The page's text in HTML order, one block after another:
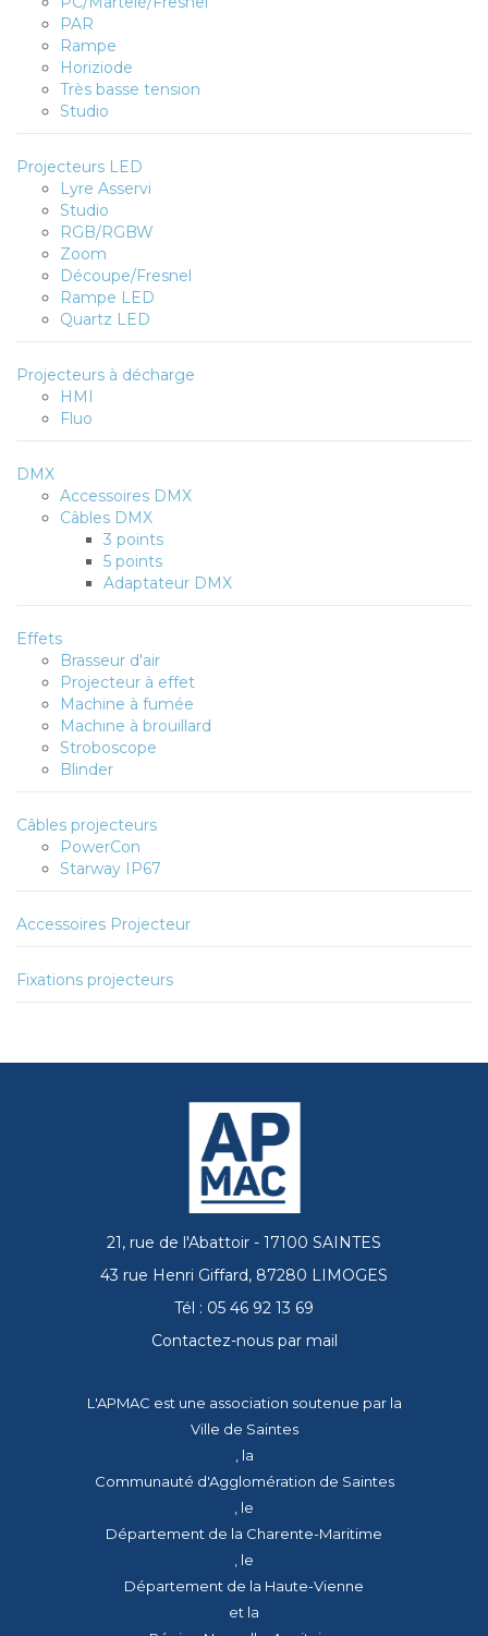
PAR
Rampe
Horiziode
Très basse tension
Studio
Projecteurs LED
Lyre Asservi
Studio
RGB/RGBW
Zoom
Découpe/Fresnel
Rampe LED
Quartz LED
Projecteurs à décharge
HMI
Fluo
DMX
Accessoires DMX
Câbles DMX
3 points
5 points
Adaptateur DMX
Effets
Brasseur d'air
Projecteur à effet
Machine à fumée
Machine à brouillard
Stroboscope
Blinder
Câbles projecteurs
PowerCon
Starway IP67
Accessoires Projecteur
Fixations projecteurs
21, rue de l'Abattoir - 17100 SAINTES
43 rue Henri Giffard, 87280 LIMOGES
Tél : 05 46 92 13 69
Contactez-nous par mail
L'APMAC est une association soutenue par la
Ville de Saintes
, la
Communauté d'Agglomération de Saintes
, le
Département de la Charente-Maritime
, le
Département de la Haute-Vienne
et la